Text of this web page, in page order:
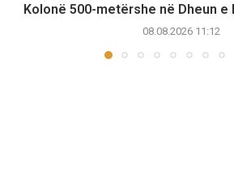
Kolonë 500-metërshe në Dheun e
08.08.2026 11:12